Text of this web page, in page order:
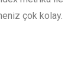
çok kolay.